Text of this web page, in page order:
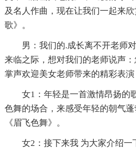
及名人作曲，现在让我们一起来
歌》。
男：我们的.成长离不开老师
来临之际，想对我们的老师说声
掌声欢迎美女老师带来的精彩表演
女1：年轻是一首激情昂扬的
色舞的场合，来感受年轻的朝气
《眉飞色舞》。
女2：接下来我 为大家介绍一